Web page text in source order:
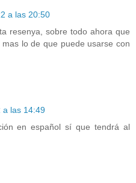
a las 20:50
resenya, sobre todo ahora que
lo de que puede usarse con
a las 14:49
en español sí que tendrá al